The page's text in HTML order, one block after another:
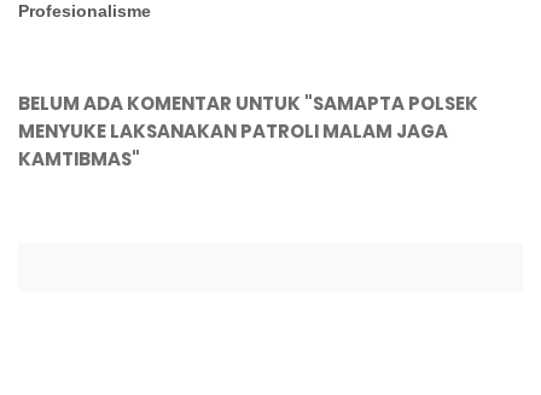
Profesionalisme
BELUM ADA KOMENTAR UNTUK "SAMAPTA POLSEK
MENYUKE LAKSANAKAN PATROLI MALAM JAGA
KAMTIBMAS"